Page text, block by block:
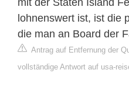
lohnenswert ist, ist die
die man an Board der
Antrag auf Entfernung der
vollständige Antwort auf usa-